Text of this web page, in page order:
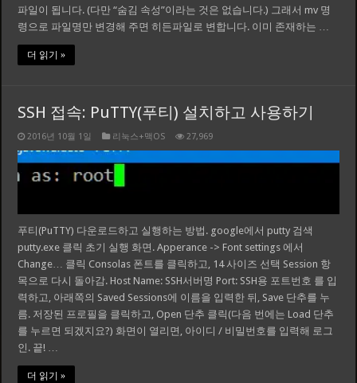
파일이 됩니다. (다만 “숨김 속성”이라는 것은 없습니다.) 그래서 mv 명
령으로 파일명만 변경해 주면 히든파일로 변합니다. 이미 존재하는 …
더 읽기 »
SSH 접속: PuTTY(푸티) 설치하고 사용하기
2016년 10월 1일 리눅스+맥OS 27,969
푸티(PuTTY) 다운로드하고 실행하는 방법. google에서 putty 검색
putty.exe 클릭 초기 실행 화면. Apperance -> Font settings 에서
Change… 클릭 Consolas 폰트를 클릭하고, 14 사이즈 선택 Session 항
목으로 다시 돌아감. Host Name: SSH서버명 Port: SSH용 포트번호 를 입
력하고, 아래쪽의 Saved Sessions에 이름을 입력한 뒤, Save 단추를 누
름. 저장된 프로필을 클릭하고, Open 단추 클릭(다음 번에는 Load 단추
를 누르면 되겠지요?) 화면이 열리면, 아이디 / 비밀번호를 입력해 로그
인. 끝! …
더 읽기 »